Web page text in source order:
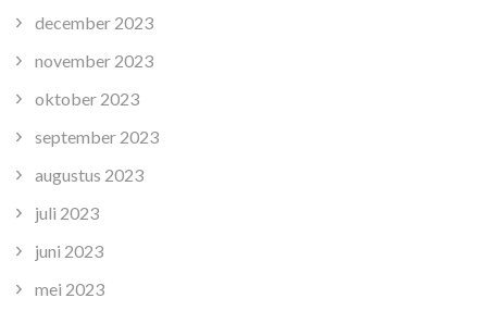
december 2023
november 2023
oktober 2023
september 2023
augustus 2023
juli 2023
juni 2023
mei 2023